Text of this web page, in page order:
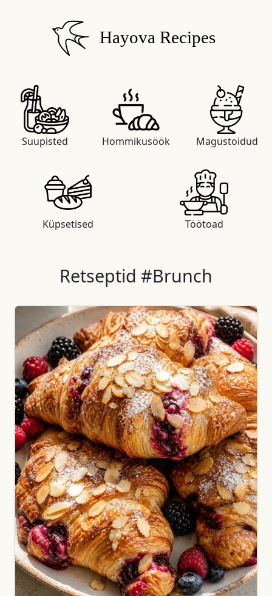
Hayova Recipes
Suupisted Hommikusöök Magustoidud
Küpsetised Töötoad
Retseptid #Brunch